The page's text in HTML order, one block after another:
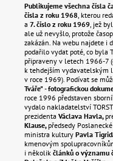
Publikujeme všechna čísla
čísla z roku 1968 , kterou
a 7. číslo z roku 1969 , jež
ale už nevyšlo, protože
zakázán. Na webu najdete i
podařilo vydat poté, co byla
připraveny v letech 1966-7
k tehdejším vydavatelským
v roce 1969). Podívat se
Tváře"-fotografickou
roce 1996 představen
vydalo nakladatelství
prezidenta Václava Havla,
Klause, předsedy
ministra kultury Pavla
kmenovým
i několik článků o významu